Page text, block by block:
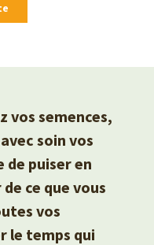
vos semences,
soin vos
de puiser en
ce que vous
vos
le temps qui